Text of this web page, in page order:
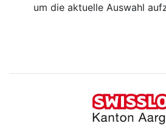
um die aktuelle Auswahl